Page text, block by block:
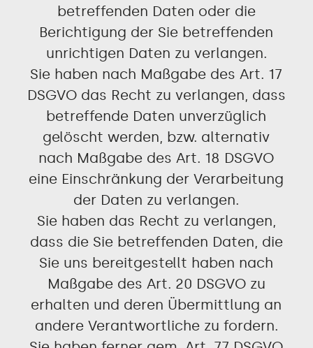
betreffenden Daten oder die
Berichtigung der Sie betreffenden
unrichtigen Daten zu verlangen.
Sie haben nach Maßgabe des Art. 17
DSGVO das Recht zu verlangen, dass
betreffende Daten unverzüglich
gelöscht werden, bzw. alternativ
nach Maßgabe des Art. 18 DSGVO
eine Einschränkung der Verarbeitung
der Daten zu verlangen.
Sie haben das Recht zu verlangen,
dass die Sie betreffenden Daten, die
Sie uns bereitgestellt haben nach
Maßgabe des Art. 20 DSGVO zu
erhalten und deren Übermittlung an
andere Verantwortliche zu fordern.